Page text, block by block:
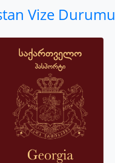
Vize Durumu